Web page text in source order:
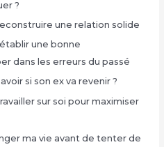
?
une relation solide
une bonne
dans les erreurs du passé
si son ex va revenir ?
sur soi pour maximiser
ma vie avant de tenter de